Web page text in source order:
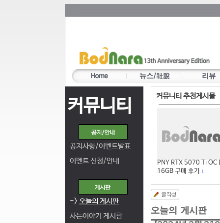
커뮤니티
공지사항/이벤트발표
이벤트 신청/안내
-> 오늘의 게시판
사는이야기 게시판
커뮤니티 추천게시물
PNY RTX 5070 Ti OC
16GB 구매 후기
1